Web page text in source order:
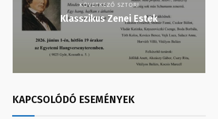
KÖVETKEZŐ SZTORI
Klasszikus Zenei Estek
KAPCSOLÓDÓ ESEMÉNYEK